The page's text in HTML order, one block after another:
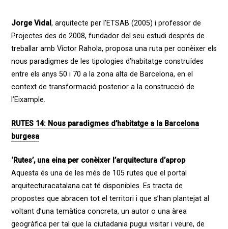
Jorge Vidal , arquitecte per l’ETSAB (2005) i professor de
Projectes des de 2008, fundador del seu estudi després de
treballar amb Víctor Rahola, proposa una ruta per conèixer els
nous paradigmes de les tipologies d’habitatge construïdes
entre els anys 50 i 70 a la zona alta de Barcelona, en el
context de transformació posterior a la construcció de
l’Eixample.
RUTES 14: Nous paradigmes d’habitatge a la Barcelona
burgesa
‘Rutes’, una eina per conèixer l’arquitectura d’aprop
Aquesta és una de les més de 105 rutes que el portal
arquitecturacatalana.cat té disponibles. Es tracta de
propostes que abracen tot el territori i que s’han plantejat al
voltant d’una temàtica concreta, un autor o una àrea
geogràfica per tal que la ciutadania pugui visitar i veure, de